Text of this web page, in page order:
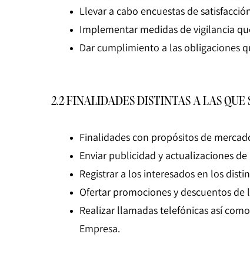
Llevar a cabo encuestas de
Implementar medidas de vigilancia
Dar cumplimiento a las obligaciones
2.2 FINALIDADES DISTINTAS A LAS QUE
Finalidades con propósitos de
Enviar publicidad y actualizaciones
Registrar a los interesados en los
Ofertar promociones y descuentos
Realizar llamadas telefónicas así
Empresa.